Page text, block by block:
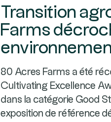
Transition
Farms
80 Acres Farms a été
Cultivating Excellence
dans la catégorie Good
exposition de référence